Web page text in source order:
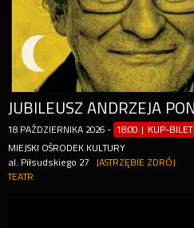
18 PAŹDZIERNIKA 2026 - 18:00 | KUP-BILET
MIEJSKI OŚRODEK KULTURY
al. Piłsudskiego 27
JASTRZĘBIE ZDRÓJ
TEATR